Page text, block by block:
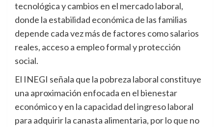
tecnológica y cambios en el mercado laboral,
donde la estabilidad económica de las familias
depende cada vez más de factores como salarios
reales, acceso a empleo formal y protección
social.
El INEGI señala que la pobreza laboral constituye
una aproximación enfocada en el bienestar
económico y en la capacidad del ingreso laboral
para adquirir la canasta alimentaria, por lo que no